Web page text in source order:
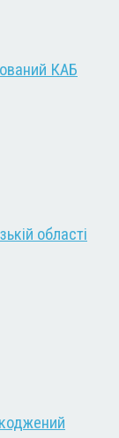
КАБ
області